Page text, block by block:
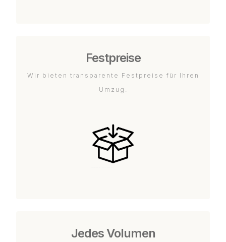
Festpreise
Wir bieten transparente Festpreise für Ihren
Umzug.
Jedes Volumen